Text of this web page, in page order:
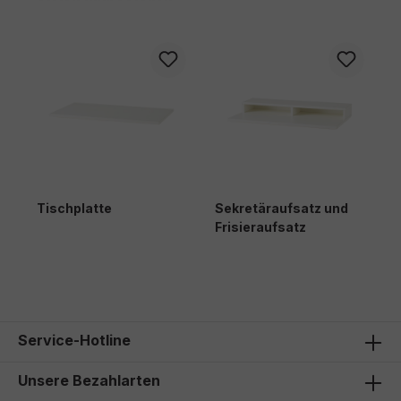
Tischplatte
Sekretäraufsatz und
Frisieraufsatz
Service-Hotline
Unsere Bezahlarten